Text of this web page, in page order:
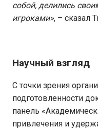
собой, делились
игроками», – сказал
Научный взгляд
С точки зрения
подготовленности
панель
привлечения и